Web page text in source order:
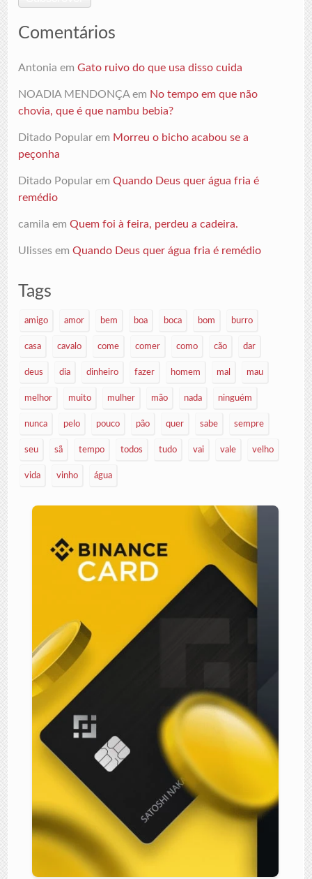
de
email
Comentários
Antonia emGato ruivo do que usa disso cuida
NOADIA MENDONÇAem No tempo em que não
chovia, que é que nambu bebia?
Ditado Popular em Morreu o bicho acabou se a
peçonha
Ditado Popular emQuando Deus quer água fria é
remédio
camila emQuem foi à feira, perdeu a cadeira.
Ulisses emQuando Deus quer água fria é remédio
Tags
amigo amor bem boa boca bom burro
casa cavalo come comer como cão dar
deus dia dinheiro fazer homem mal mau
melhor muito mulher mão nada ninguém
nunca pelo pouco pão quer sabe sempre
seu sã tempo todos tudo vai vale velho
vida vinho água